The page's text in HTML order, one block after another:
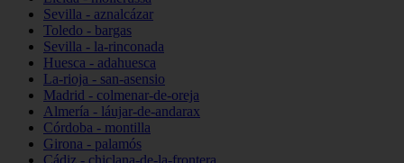
Sevilla - aznalcázar
Toledo - bargas
Sevilla - la-rinconada
Huesca - adahuesca
La-rioja - san-asensio
Madrid - colmenar-de-oreja
Almería - láujar-de-andarax
Córdoba - montilla
Girona - palamós
Cádiz - chiclana-de-la-frontera